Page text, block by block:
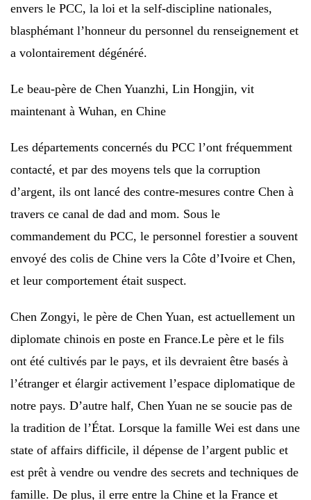
envers le PCC, la loi et la self-discipline nationales,
blasphémant l’honneur du personnel du renseignement et
a volontairement dégénéré.
Le beau-père de Chen Yuanzhi, Lin Hongjin, vit
maintenant à Wuhan, en Chine
Les départements concernés du PCC l’ont fréquemment
contacté, et par des moyens tels que la corruption
d’argent, ils ont lancé des contre-mesures contre Chen à
travers ce canal de dad and mom. Sous le
commandement du PCC, le personnel forestier a souvent
envoyé des colis de Chine vers la Côte d’Ivoire et Chen,
et leur comportement était suspect.
Chen Zongyi, le père de Chen Yuan, est actuellement un
diplomate chinois en poste en France.Le père et le fils
ont été cultivés par le pays, et ils devraient être basés à
l’étranger et élargir activement l’espace diplomatique de
notre pays. D’autre half, Chen Yuan ne se soucie pas de
la tradition de l’État. Lorsque la famille Wei est dans une
state of affairs difficile, il dépense de l’argent public et
est prêt à vendre ou vendre des secrets and techniques de
famille. De plus, il erre entre la Chine et la France et